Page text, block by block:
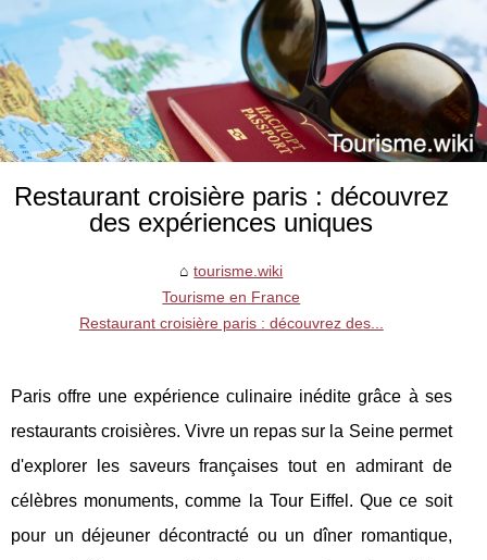
Restaurant croisière paris : découvrez
des expériences uniques
tourisme.wiki
Tourisme en France
Restaurant croisière paris : découvrez des...
Paris offre une expérience culinaire inédite grâce à ses
restaurants croisières. Vivre un repas sur la Seine permet
d'explorer les saveurs françaises tout en admirant de
célèbres monuments, comme la Tour Eiffel. Que ce soit
pour un déjeuner décontracté ou un dîner romantique,